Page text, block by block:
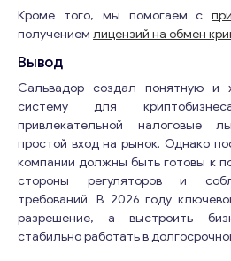
Кроме того, мы помогаем с
получением лицензий на обмен
Вывод
Сальвадор создал понятную и
систему для
привлекательной налоговые
простой вход на рынок. Однако
компании должны быть готовы к
стороны регуляторов и
требований. В 2026 году
разрешение, а выстроить
стабильно работать в